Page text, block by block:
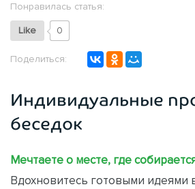
Понравилась статья:
Like 0
Поделиться:
Индивидуальные
беседок
Мечтаете о месте, где
Вдохновитесь готовыми идеями